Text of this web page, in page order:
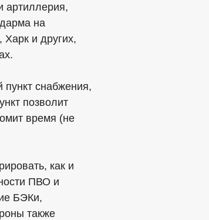
артиллерия,
на
и других,
пункт снабжения,
позволит
время (не
как и
ПВО и
БЭКи,
также